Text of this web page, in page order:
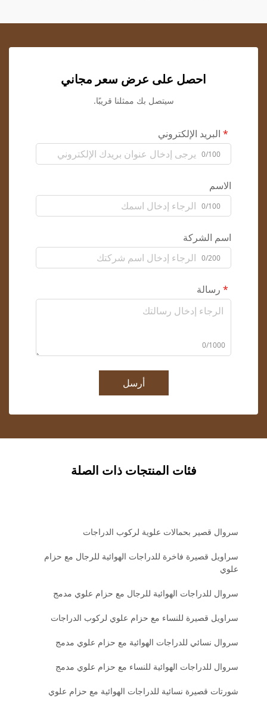
احصل على عرض سعر مجاني
سيتصل بك ممثلنا قريبًا.
البريد الإلكتروني
0/100
الاسم
0/100
اسم الشركة
0/200
رسالة
0/1000
أرسل
فئات المنتجات ذات الصلة
سروال قصير بحمالات علوية لركوب الدراجات
سراويل قصيرة فاخرة للدراجات الهوائية للرجال مع حزام
علوي
سروال للدراجات الهوائية للرجال مع حزام علوي مدمج
سراويل قصيرة للنساء مع حزام علوي لركوب الدراجات
سروال نسائي للدراجات الهوائية مع حزام علوي مدمج
سروال للدراجات الهوائية للنساء مع حزام علوي مدمج
شورتات قصيرة نسائية للدراجات الهوائية مع حزام علوي